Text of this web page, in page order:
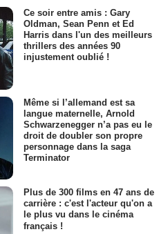
Ce soir entre amis : Gary
Oldman, Sean Penn et Ed
Harris dans l'un des meilleurs
thrillers des années 90
injustement oublié !
Même si l’allemand est sa
langue maternelle, Arnold
Schwarzenegger n’a pas eu le
droit de doubler son propre
personnage dans la saga
Terminator
Plus de 300 films en 47 ans de
carrière : c'est l'acteur qu'on a
le plus vu dans le cinéma
français !